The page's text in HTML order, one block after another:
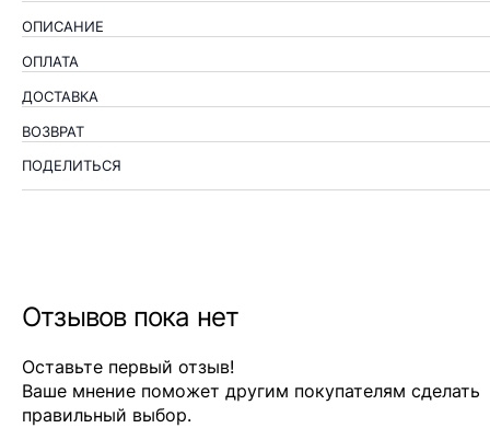
ОПИСАНИЕ
ОПЛАТА
ДОСТАВКА
ВОЗВРАТ
ПОДЕЛИТЬСЯ
Отзывов пока нет
Оставьте первый отзыв!
Ваше мнение поможет другим покупателям сделать
правильный выбор.